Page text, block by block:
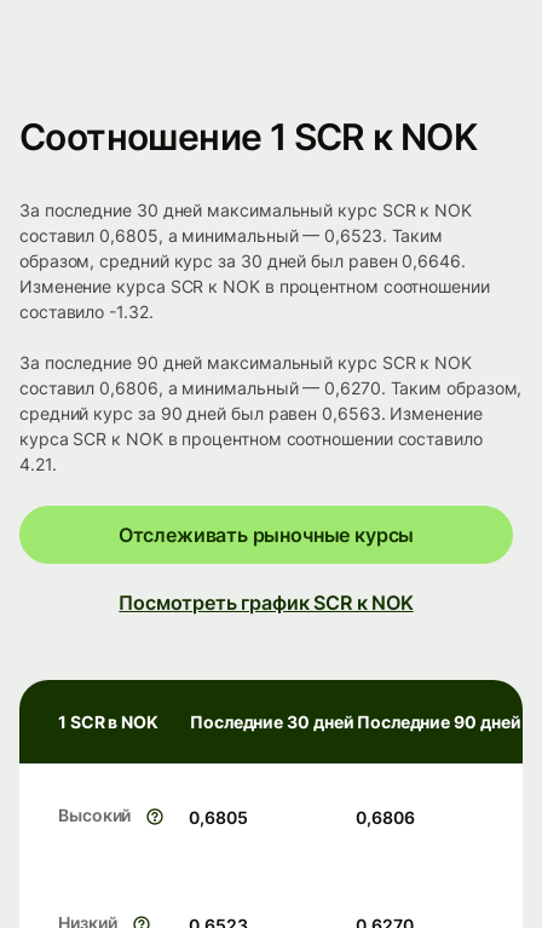
Соотношение 1 SCR к NOK
За последние 30 дней максимальный курс SCR к NOK
составил 0,6805, а минимальный — 0,6523. Таким
образом, средний курс за 30 дней был равен 0,6646.
Изменение курса SCR к NOK в процентном соотношении
составило -1.32.
За последние 90 дней максимальный курс SCR к NOK
составил 0,6806, а минимальный — 0,6270. Таким образом,
средний курс за 90 дней был равен 0,6563. Изменение
курса SCR к NOK в процентном соотношении составило
4.21.
Отслеживать рыночные курсы
Посмотреть график SCR к NOK
1 SCR в NOK Последние 30 дней Последние 90 дней
Высокий 0,6805 0,6806
Низкий